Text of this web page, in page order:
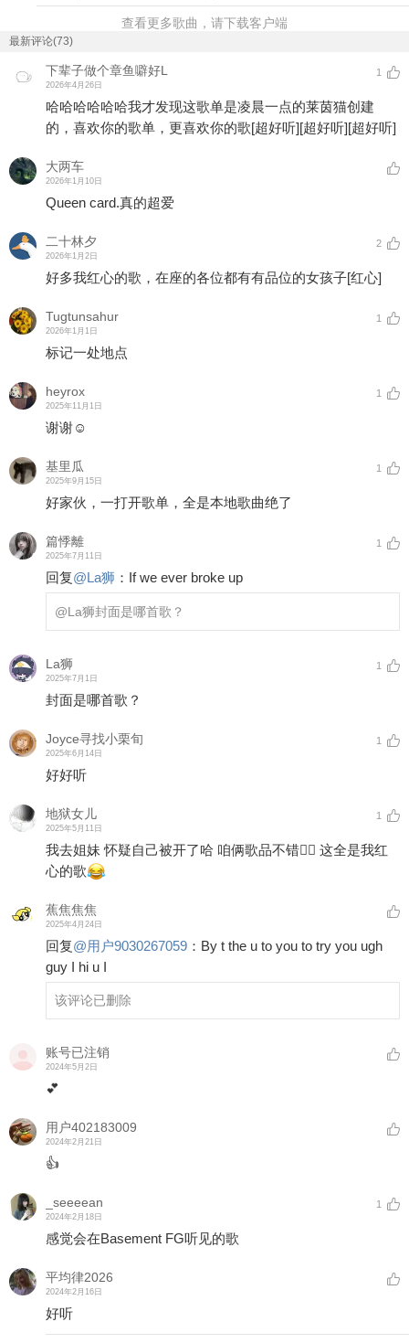
查看更多歌曲，请下载客户端
最新评论(73)
下辈子做个章鱼噼好L
2026年4月26日
1
哈哈哈哈哈哈我才发现这歌单是凌晨一点的莱茵猫创建
的，喜欢你的歌单，更喜欢你的歌[超好听][超好听][超好听]
大两车
2026年1月10日
Queen card.真的超爱
二十林夕
2026年1月2日
2
好多我红心的歌，在座的各位都有有品位的女孩子[红心]
Tugtunsahur
2026年1月1日
1
标记一处地点
heyrox
2025年11月1日
1
谢谢☺️
基里瓜
2025年9月15日
1
好家伙，一打开歌单，全是本地歌曲绝了
篇悸離
2025年7月11日
1
回复@La狮 ： If we ever broke up
@La狮封面是哪首歌？
La狮
2025年7月1日
1
封面是哪首歌？
Joyce寻找小栗旬
2025年6月14日
1
好好听
地狱女儿
2025年5月11日
1
我去姐妹 怀疑自己被开了哈 咱俩歌品不错👍🏻 这全是我红
心的歌
蕉焦焦焦
2025年4月24日
回复@用户9030267059 ： By t the u to you to try you ugh
guy I hi u I
该评论已删除
账号已注销
2024年5月2日
💕
用户402183009
2024年2月21日
👍
_seeeean
2024年2月18日
1
感觉会在Basement FG听见的歌
平均律2026
2024年2月16日
好听